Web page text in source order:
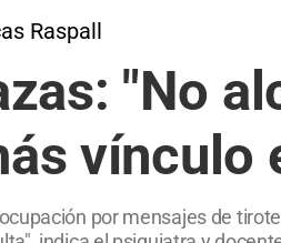
Raspall
"No
vínculo
por mensajes de